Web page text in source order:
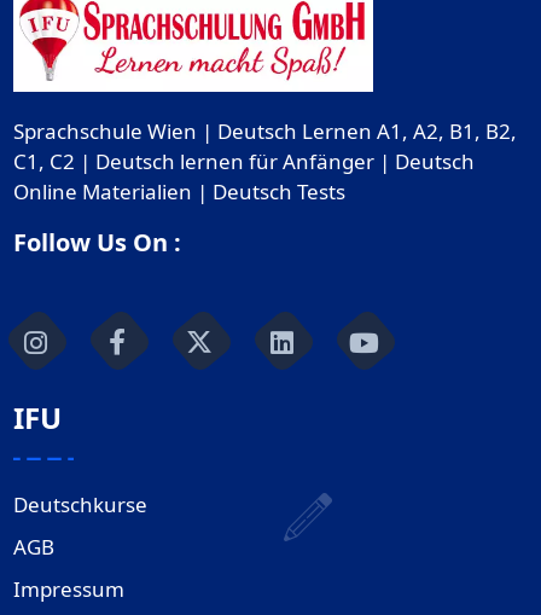
Sprachschule Wien | Deutsch Lernen A1, A2, B1, B2,
C1, C2 | Deutsch lernen für Anfänger | Deutsch
Online Materialien | Deutsch Tests
Follow Us On :
IFU
Deutschkurse
AGB
Impressum